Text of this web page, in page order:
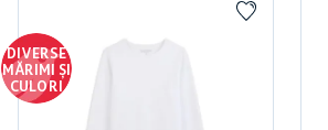
DIVERSE
MĂRIMI ȘI
CULORI